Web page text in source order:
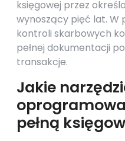
księgowej przez
wynoszący pięć lat. W
kontroli skarbowych
pełnej dokumentacji
transakcje.
Jakie
pełną